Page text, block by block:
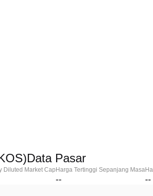
Pasar
Diluted Market Cap Harga Tertinggi Sepanjang Masa
-- --